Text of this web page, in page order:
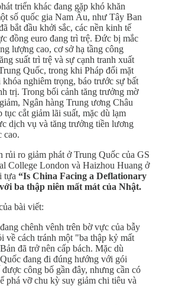
triển khác đang gặp khó khăn
số quốc gia Nam Âu, như Tây Ban
bắt đầu khởi sắc, các nền kinh tế
đồng euro đang trì trệ. Đức bị mắc
lượng cao, cơ sở hạ tầng công
suất trì trệ và sự cạnh tranh xuất
Quốc, trong khi Pháp đối mặt
khóa nghiêm trọng, báo trước sự bất
trị. Trong bối cảnh tăng trưởng mờ
Ngân hàng Trung ương Châu
tục cắt giảm lãi suất, mặc dù lạm
dịch vụ và tăng trưởng tiền lương
cao.
rủi ro giảm phát ở Trung Quốc của GS
College London và Haizhou Huang ở
tựa “Is China Facing a Deflationary
ba thập niên mất mát của Nhật.
bài viết:
chênh vênh trên bờ vực của bẫy
về cách tránh một "ba thập kỷ mất
đã trở nên cấp bách. Mặc dù
đang đi đúng hướng với gói
công bố gần đây, nhưng cần có
phá vỡ chu kỳ suy giảm chi tiêu và